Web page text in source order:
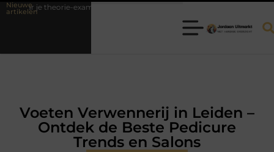
Nieuwe
artikelen Fysiotherapie Hilversum: professionele hulp bij pijn en
Voeten Verwennerij in Leiden –
Ontdek de Beste Pedicure
Trends en Salons